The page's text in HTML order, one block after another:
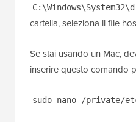
cartella, seleziona il file
Se stai usando un Mac,
inserire questo comando
sudo nano /private/